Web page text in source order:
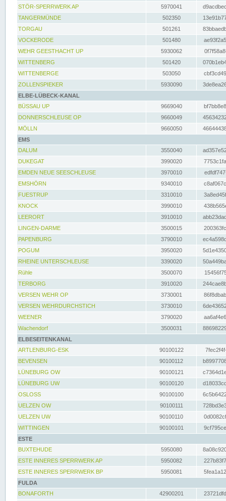
STÖR-SPERRWERK AP 5970041
TANGERMÜNDE
502350
TORGAU
501261
VOCKERODE
501480
WEHR GEESTHACHT UP
5930062
WITTENBERG
501420
WITTENBERGE
503050
ZOLLENSPIEKER
5930090
ELBE-LÜBECK-KANAL
BÜSSAU UP
9669040
DONNERSCHLEUSE OP
9660049
MÖLLN
9660050
EMS
DALUM
3550040
DUKEGAT
3990020
EMDEN NEUE SEESCHLEUSE
3970010
EMSHÖRN
9340010
FUESTRUP
3310010
KNOCK
3990010
LEERORT
3910010
LINGEN-DARME
3500015
PAPENBURG
3790010
POGUM
3950020
RHEINE UNTERSCHLEUSE
3390020
Rühle
3500070
TERBORG
3910020
VERSEN WEHR OP
3730001
VERSEN WEHRDURCHSTICH
3730010
WEENER
3790020
Wachendorf
3500031
ELBESEITENKANAL
ARTLENBURG-ESK
90100122
BEVENSEN
90100112
LÜNEBURG OW
90100121
LÜNEBURG UW
90100120
OSLOSS
90100100
UELZEN OW
90100111
UELZEN UW
90100110
WITTINGEN
90100101
ESTE
BUXTEHUDE
5950080
ESTE INNERES SPERRWERK AP
5950082
ESTE INNERES SPERRWERK BP
5950081
FULDA
BONAFORTH
42900201